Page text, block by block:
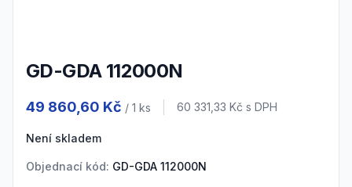
GD-GDA 112000N
49 860,60 Kč / 1 ks Cena s DPH
60 331,33 Kč s DPH
Není skladem
Objednací kód: GD-GDA 112000N